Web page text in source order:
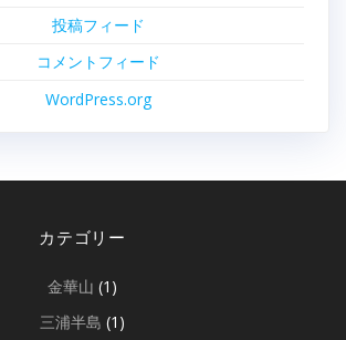
投稿フィード
コメントフィード
WordPress.org
カテゴリー
金華山 (1)
三浦半島 (1)